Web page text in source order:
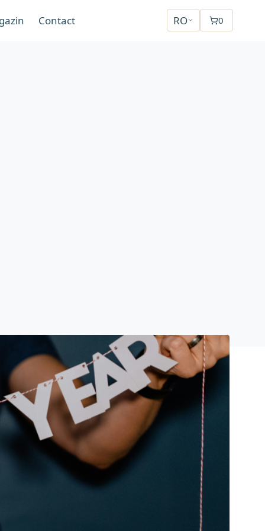
Contact RO 0